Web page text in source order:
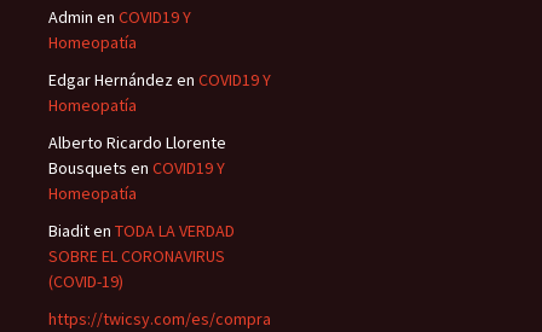
Admin en COVID19 Y
Homeopatía
Edgar Hernándezen COVID19 Y
Homeopatía
Alberto Ricardo Llorente
Bousquets en COVID19 Y
Homeopatía
Biaditen TODA LA VERDAD
SOBRE EL CORONAVIRUS
(COVID-19)
https://twicsy.com/es/compra